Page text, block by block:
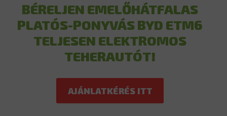
BÉRELJEN EMELŐHÁTFALAS
PLATÓS-PONYVÁS BYD ETM6
TELJESEN ELEKTROMOS
TEHERAUTÓT!
AJÁNLATKÉRÉS ITT